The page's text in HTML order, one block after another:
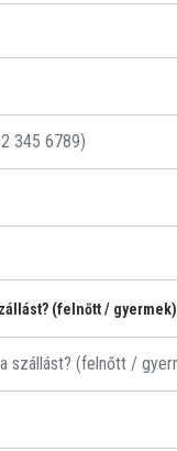
(felnőtt / gyermek)